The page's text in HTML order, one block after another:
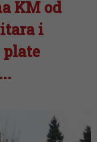
KM od
i
plate